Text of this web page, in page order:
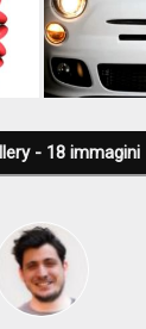
Tutta la gallery - 18 immagini